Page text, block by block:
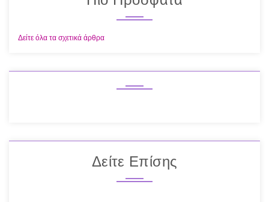
Δείτε όλα τα σχετικά άρθρα
Δείτε Επίσης